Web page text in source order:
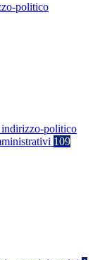
politico
politico
109